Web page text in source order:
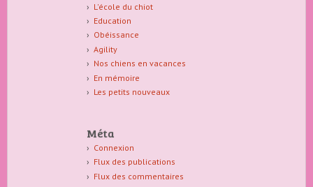
L'école du chiot
Education
Obéissance
Agility
Nos chiens en vacances
En mémoire
Les petits nouveaux
Méta
Connexion
Flux des publications
Flux des commentaires